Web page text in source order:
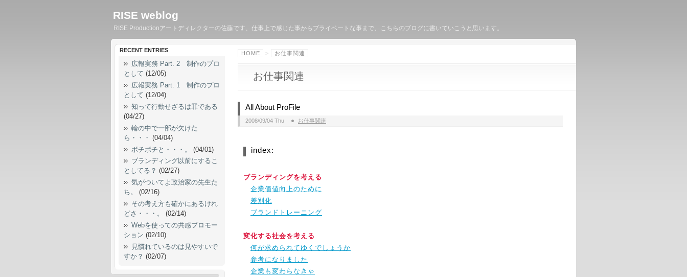
RISE weblog
RISE Productionアートディレクターの佐藤です、仕事上で感じた事からプライベートな事まで、こちらのブログに書いていこうと思います。
HOME > お仕事関連
お仕事関連
All About ProFile
2008/09/04 Thu お仕事関連
index:
ブランディングを考える
企業価値向上のために
差別化
ブランドトレーニング
変化する社会を考える
何が求められてゆくでしょうか
参考になりました
企業も変わらなきゃ
RECENT ENTRIES
広報実務 Part. 2 制作のプロ
として (12/05)
広報実務 Part. 1 制作のプロ
として (12/04)
知って行動せざるは罪である
(04/27)
輪の中で一部が欠けた
ら・・・ (04/04)
ボチボチと・・・。
(04/01)
ブランディング以前にするこ
としてる？ (02/27)
気がついてよ政治家の先生た
ち。
(02/16)
その考え方も確かにあるけれ
どさ・・・。
(02/14)
Webを使っての共感プロモー
ション (02/10)
見慣れているのは見やすいで
すか？ (02/07)